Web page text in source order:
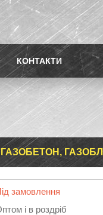
КОНТАКТИ
ГАЗОБЕТОН,
замовлення
і в роздріб